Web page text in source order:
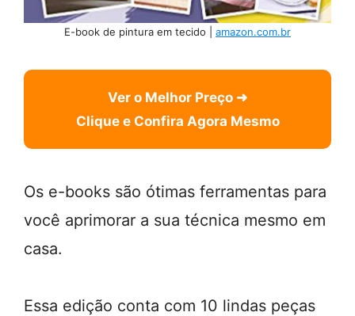
E-book de pintura em tecido | amazon.com.br
Ver o Melhor Preço ➜
Clique e Confira Agora Mesmo
Os e-books são ótimas ferramentas para
você aprimorar a sua técnica mesmo em
casa.
Essa edição conta com 10 lindas peças